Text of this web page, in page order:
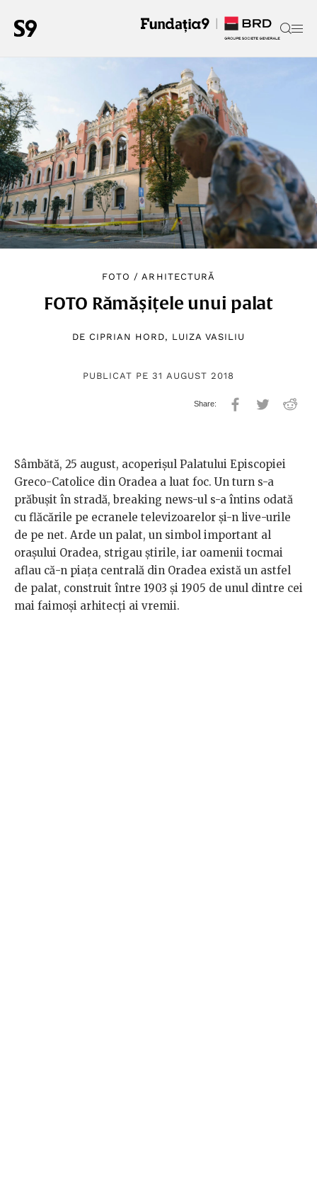
FOTO /ARHITECTURĂ
FOTO Rămășițele unui palat
DE CIPRIAN HORD, LUIZA VASILIU
PUBLICAT PE 31 AUGUST 2018
Sâmbătă, 25 august, acoperișul Palatului Episcopiei
Greco-Catolice din Oradea a luat foc. Un turn s-a
prăbușit în stradă, breaking news-ul s-a întins odată
cu flăcările pe ecranele televizoarelor și-n live-urile
de pe net. Arde un palat, un simbol important al
orașului Oradea, strigau știrile, iar oamenii tocmai
aflau că-n piața centrală din Oradea există un astfel
de palat, construit între 1903 și 1905 de unul dintre cei
mai faimoși arhitecți ai vremii.